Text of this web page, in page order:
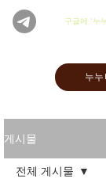
구글에 '누
누
게시물
전체 게시물